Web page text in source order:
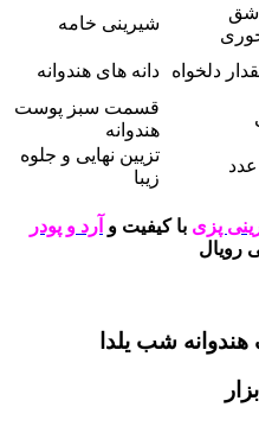
شیرینی خامه
دلخواه دانه‌ های هندوانه
قسمت سبز پوست
هندوانه
تزیین نهایی و جلوه
زیبا
پزی با کیفیت و آرد و پودر
رویال
شب یلدا